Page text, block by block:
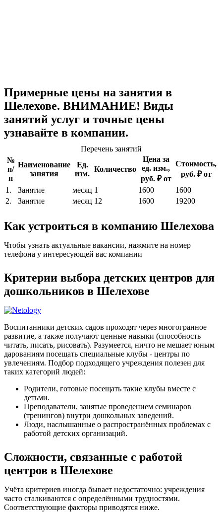
Примерные цены на занятия в
Шелехове. ВНИМАНИЕ! Виды
занятий услуг и точные цены
узнавайте в компании.
Перечень занятий
№
п/
п
Наименование
занятия
Ед.
изм.
Количество
Цена за
ед. изм.,
руб. ₽ от
Стоимость,
руб. ₽ от
1.
Занятие месяц 1 1600
1600
2.
Занятие месяц 12 1600 19200
Как устроиться в компанию Шелехова
Чтобы узнать актуальные вакансии, нажмите на номер
телефона у интересующей вас компании
Критерии выбора детских центров для
дошкольников в Шелехове
Воспитанники детских садов проходят через многогранное
развитие, а также получают ценные навыки (способность
читать, писать, рисовать). Разумеется, ничто не мешает юным
дарованиям посещать специальные клубы - центры по
увлечениям. Подбор подходящего учреждения полезен для
таких категорий людей:
Родители, готовые посещать такие клубы вместе с
детьми.
Преподаватели, занятые проведением семинаров
(тренингов) внутри дошкольных заведений.
Люди, наслышанные о распространённых проблемах с
работой детских организаций.
Сложности, связанные с работой
центров в Шелехове
Учёта критериев иногда бывает недостаточно: учреждения
часто сталкиваются с определёнными трудностями.
Соответствующие факторы приводятся ниже.